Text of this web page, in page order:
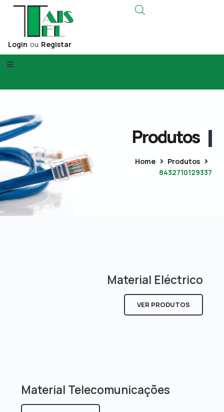
Login ou Registar
Produtos
Home
Produtos
8432710129337
Material Eléctrico
VER PRODUTOS
Material Telecomunicações